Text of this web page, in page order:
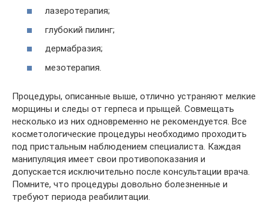
лазеротерапия;
глубокий пилинг;
дермабразия;
мезотерапия.
Процедуры, описанные выше, отлично устраняют мелкие
морщины и следы от герпеса и прыщей. Совмещать
несколько из них одновременно не рекомендуется. Все
косметологические процедуры необходимо проходить
под пристальным наблюдением специалиста. Каждая
манипуляция имеет свои противопоказания и
допускается исключительно после консультации врача.
Помните, что процедуры довольно болезненные и
требуют периода реабилитации.